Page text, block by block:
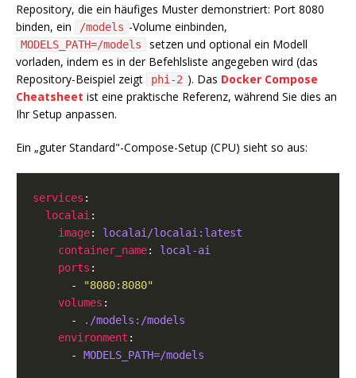
Repository, die ein häufiges Muster demonstriert: Port 8080
binden, ein
/models -Volume einbinden,
MODELS_PATH=/models
setzen und optional ein Modell
vorladen, indem es in der Befehlsliste angegeben wird (das
Repository-Beispiel zeigt
phi-2 ). Das Docker Compose
Cheatsheet ist eine praktische Referenz, während Sie dies an
Ihr Setup anpassen.
Ein „guter Standard"-Compose-Setup (CPU) sieht so aus:
services
localai
image: localai/localai:latest
container_name: local-ai
ports
      -
"8080:8080"
volumes
      -
./models:/models
environment
      -
MODELS_PATH=/models